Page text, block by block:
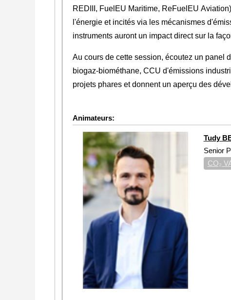
REDIII, FuelEU Maritime, ReFuelEU
l'énergie et incités via les mécanismes
instruments auront un impact direct sur la
Au cours de cette session, écoutez un panel
biogaz-biométhane, CCU d'émissions
projets phares et donnent un aperçu des
Animateurs:
Tudy
Senior
CO₂